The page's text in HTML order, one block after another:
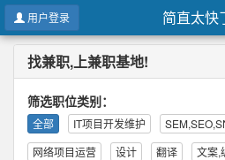
简直太快
用户登录
找兼职,上兼职基地!
筛选职位类别：
全部 IT项目开发维护
网络项目运营
设计 翻译 文案,